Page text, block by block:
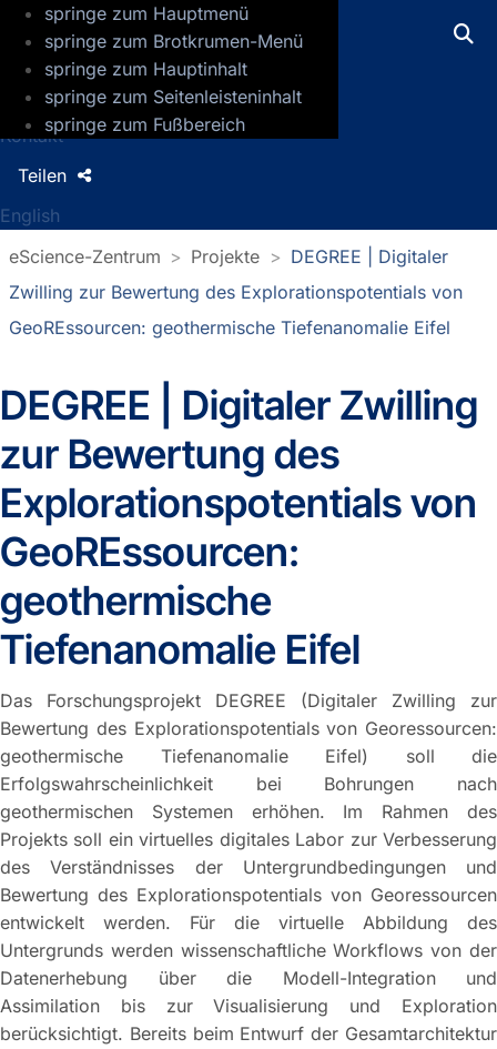
springe zum Hauptmenü
springe zum Brotkrumen-Menü
springe zum Hauptinhalt
springe zum Seitenleisteninhalt
springe zum Fußbereich
GFZ Helmholtz-Zentrum für
Presse
Jobs
Kontakt
English
Teilen
eScience-Zentrum Projekte
DEGREE | Digitaler
Zwilling zur Bewertung des Explorationspotentials von
GeoREssourcen: geothermische Tiefenanomalie Eifel
DEGREE | Digitaler Zwilling
zur Bewertung des
Explorationspotentials von
GeoREssourcen:
geothermische
Tiefenanomalie Eifel
Das Forschungsprojekt DEGREE (Digitaler Zwilling zur
Bewertung des Explorationspotentials von Georessourcen:
geothermische Tiefenanomalie Eifel) soll die
Erfolgswahrscheinlichkeit bei Bohrungen nach
geothermischen Systemen erhöhen. Im Rahmen des
Projekts soll ein virtuelles digitales Labor zur Verbesserung
des Verständnisses der Untergrundbedingungen und
Bewertung des Explorationspotentials von Georessourcen
entwickelt werden. Für die virtuelle Abbildung des
Untergrunds werden wissenschaftliche Workflows von der
Datenerhebung über die Modell-Integration und
Assimilation bis zur Visualisierung und Exploration
berücksichtigt. Bereits beim Entwurf der Gesamtarchitektur